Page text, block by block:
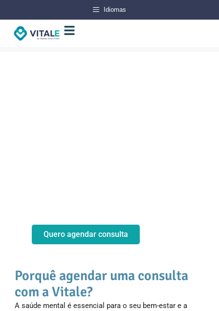
Idiomas
Quero agendar consulta
Porquê agendar uma consulta
com a Vitale?
A saúde mental é essencial para o seu bem-estar e a